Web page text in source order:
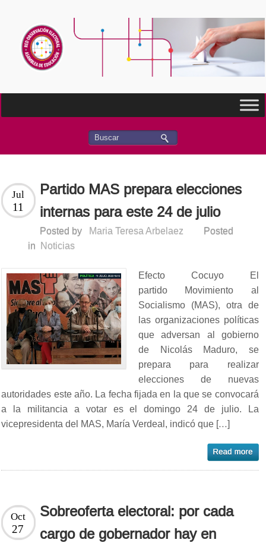
Partido MAS prepara elecciones
internas para este 24 de julio
Jul
11
Posted by Maria Teresa Arbelaez
Posted
in
Noticias
Efecto Cocuyo El
partido Movimiento al
Socialismo (MAS), otra de
las organizaciones políticas
que adversan al gobierno
de Nicolás Maduro, se
prepara para realizar
elecciones de nuevas
autoridades este año. La fecha fijada en la que se convocará
a la militancia a votar es el domingo 24 de julio. La
vicepresidenta del MAS, María Verdeal, indicó que […]
Sobreoferta electoral: por cada
cargo de gobernador hay en
Oct
27